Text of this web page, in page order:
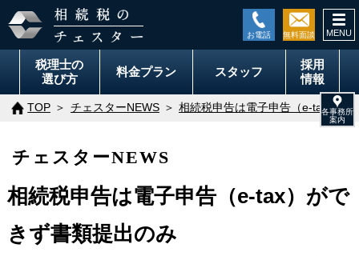
税理士の
選び方
料金プラン スタッフ
採用
情報
TOP チェスターNEWS 相続税申告は電子申告（e-tax）が
チェスターNEWS
相続税申告は電子申告（e-tax）がで
きず書類提出のみ